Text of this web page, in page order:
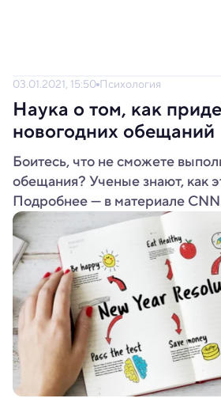
03.01.2021, 15:50 Психология
Наука о том, как
новогодних обещаний
Боитесь, что не сможете
обещания? Ученые знают, как
Подробнее — в материале